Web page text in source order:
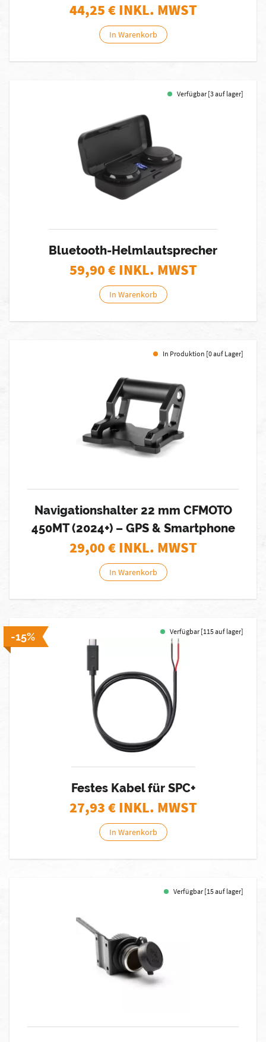
44,25€ INKL. MWST
In Warenkorb
Verfügbar [3 auf lager]
Bluetooth-Helmlautsprecher
59,90€ INKL. MWST
In Warenkorb
In Produktion [0 auf Lager]
Navigationshalter 22 mm CFMOTO
450MT (2024+) – GPS & Smartphone
29,00€ INKL. MWST
In Warenkorb
-15% Verfügbar [115 auf lager]
Festes Kabel für SPC+
27,93€ INKL. MWST
In Warenkorb
Verfügbar [15 auf lager]